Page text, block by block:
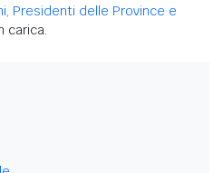
Presidenti delle Province e
carica.